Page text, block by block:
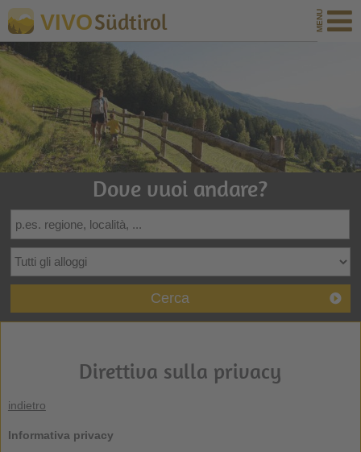
VIVOSüdtirol
Dove vuoi andare?
Cerca
Direttiva sulla privacy
indietro
Informativa privacy